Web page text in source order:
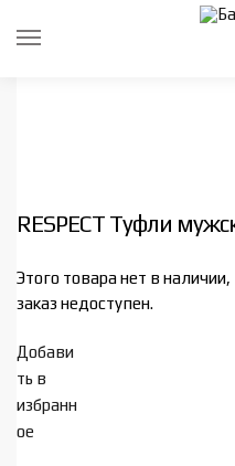
RESPECT Туфли
Этого товара нет в наличии,
заказ недоступен.
Добави
ть в
избранн
ое